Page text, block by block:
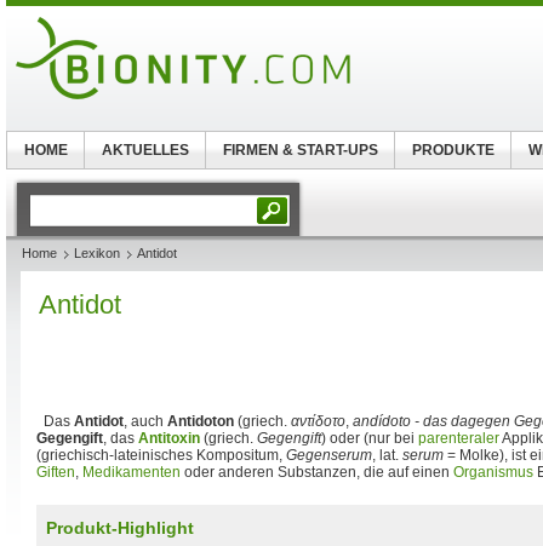
Home Lexikon Antidot
Antidot
Das Antidot, auch Antidoton (griech. αντίδοτο, andídoto - das dagegen
Gegengift, das Antitoxin (griech. Gegengift) oder (nur bei parenteraler
(griechisch-lateinisches Kompositum, Gegenserum, lat. serum = Molke), ist
Giften, Medikamenten oder anderen Substanzen, die auf einen Organismus
Produkt-Highlight
HOME AKTUELLES FIRMEN & START-UPS PRODUKTE